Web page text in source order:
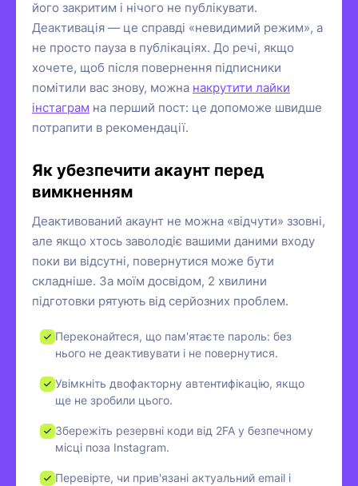
його закритим і нічого не публікувати.
Деактивація — це справді «невидимий режим», а
не просто пауза в публікаціях. До речі, якщо
хочете, щоб після повернення підписники
помітили вас знову, можна накрутити лайки
інстаграм на перший пост: це допоможе швидше
потрапити в рекомендації.
Як убезпечити акаунт перед
вимкненням
Деактивований акаунт не можна «відчути» ззовні,
але якщо хтось заволодіє вашими даними входу
поки ви відсутні, повернутися може бути
складніше. За моїм досвідом, 2 хвилини
підготовки рятують від серйозних проблем.
Переконайтеся, що пам'ятаєте пароль: без
нього не деактивувати і не повернутися.
Увімкніть двофакторну автентифікацію, якщо
ще не зробили цього.
Збережіть резервні коди від 2FA у безпечному
місці поза Instagram.
Перевірте, чи прив'язані актуальний email і